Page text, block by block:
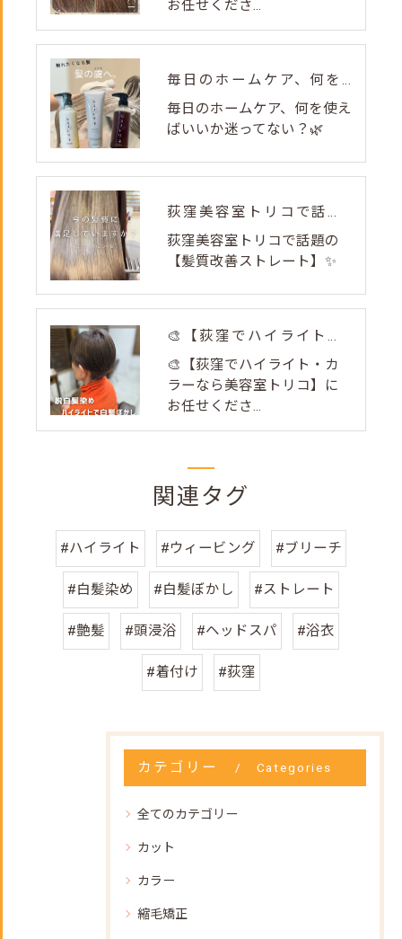
お任せくださ...
毎日のホームケア、何を使えばいいか迷ってない？🌿
毎日のホームケア、何を使え
ばいいか迷ってない？🌿
荻窪美容室トリコで話題の【髪質改善ストレート】✨
荻窪美容室トリコで話題の
【髪質改善ストレート】✨
🎨【荻窪でハイライト・カラーなら美容室トリコ】にお任せくださ...
🎨【荻窪でハイライト・カ
ラーなら美容室トリコ】に
お任せくださ...
関連タグ
#ハイライト #ウィービング #ブリーチ
#白髪染め #白髪ぼかし #ストレート
#艶髪 #頭浸浴 #ヘッドスパ #浴衣
#着付け #荻窪
カテゴリー Categories
全てのカテゴリー
カット
カラー
縮毛矯正